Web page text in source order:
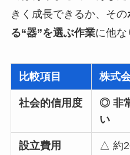
きく成長できるか、その
る“器”を選ぶ作業に他な
比較項目 株式
社会的信用度
◎ 非
い
設立費用
△ 約